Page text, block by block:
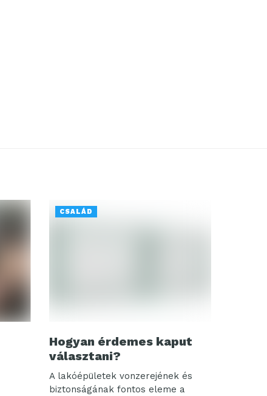
CSALÁD
Hogyan érdemes kaput
választani?
A lakóépületek vonzerejének és
biztonságának fontos eleme a